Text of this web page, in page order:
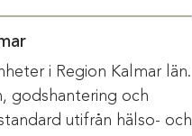
i Region Kalmar län.
godshantering och
utifrån hälso- och